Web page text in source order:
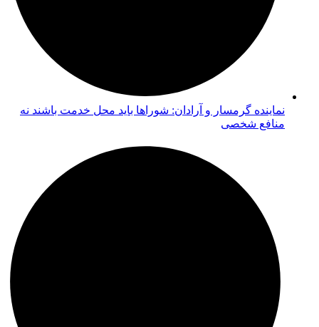
نماینده گرمسار و آرادان: شوراها باید محل خدمت باشند نه
منافع شخصی